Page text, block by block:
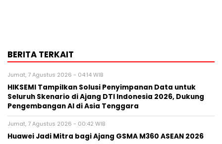
BERITA TERKAIT
Jumat, 7 Agustus 2026 - 04:14 WIB
HIKSEMI Tampilkan Solusi Penyimpanan Data untuk
Seluruh Skenario di Ajang DTI Indonesia 2026, Dukung
Pengembangan AI di Asia Tenggara
Jumat, 7 Agustus 2026 - 00:42 WIB
Huawei Jadi Mitra bagi Ajang GSMA M360 ASEAN 2026